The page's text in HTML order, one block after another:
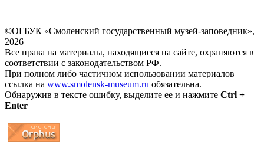
©ОГБУК «Смоленский государственный музей-заповедник»,
2026
Все права на материалы, находящиеся на сайте, охраняются в
соответствии с законодательством РФ.
При полном либо частичном использовании материалов
ссылка на www.smolensk-museum.ru обязательна.
Обнаружив в тексте ошибку, выделите ее и нажмите Ctrl +
Enter